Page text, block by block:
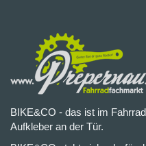
BIKE&CO - das ist im
Aufkleber an der Tür.